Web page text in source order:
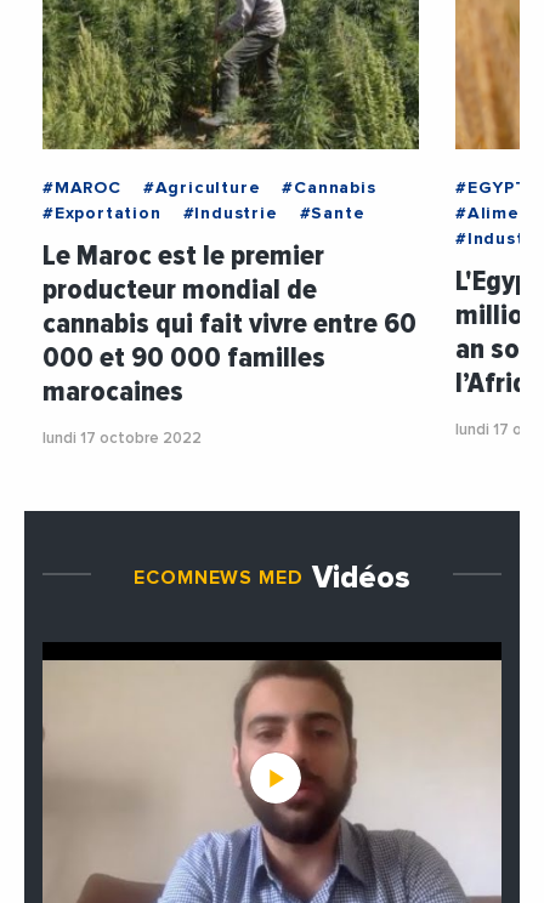
#MAROC #Agriculture
#Cannabis
#Exportation
#Industrie #Sante
Le Maroc est le premier
producteur mondial de
cannabis qui fait vivre entre 60
000 et 90 000 familles
marocaines
lundi 17 octobre 2022
#EGYPTE
an
lundi 17
ECOMNEWS MED Vidéos